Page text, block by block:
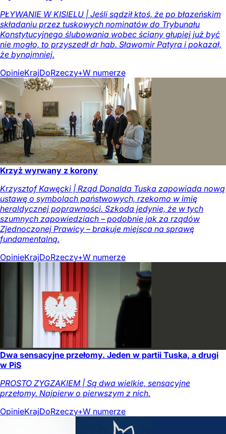
PŁYWANIE W KISIELU | Jeśli sądził ktoś, że po błazeńskim
składaniu przez tuskowych nominatów do Trybunału
Konstytucyjnego ślubowania wobec ściany głupiej już być
nie mogło, to przyszedł dr hab. Sławomir Patyra i pokazał,
że bynajmniej.
OpinieKrajDoRzeczy+W numerze
Krzyż wyrwany z korony
Krzysztof Kawęcki | Rząd Donalda Tuska zapowiada nową
ustawę o symbolach państwowych, rzekomo w imię
heraldycznej poprawności. Szkoda jedynie, że w tych
szumnych zapowiedziach – podobnie jak za rządów
Zjednoczonej Prawicy – brakuje miejsca na sprawę
fundamentalną.
OpinieKrajDoRzeczy+W numerze
Dwa sensacyjne przełomy. Jeden w partii Tuska, a drugi
w PiS
PROSTO ZYGZAKIEM | Są dwa wielkie, sensacyjne
przełomy. Najpierw o pierwszym z nich.
OpinieKrajDoRzeczy+W numerze